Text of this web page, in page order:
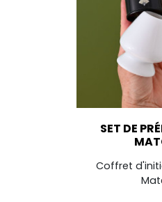
SET DE
Coffret